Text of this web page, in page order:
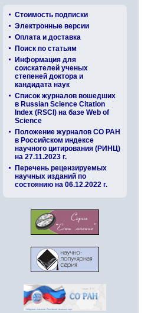
Стоимость подписки
Электронные версии
Оплата и доставка
Поиск по статьям
Информация для
соискателей ученых
степеней доктора и
кандидата наук
Список журналов вошедших
в Russian Science Citation
Index (RSCI) на базе Web of
Science
Положение журналов СО РАН
в Российском индексе
научного цитирования (РИНЦ)
на 27.11.2023 г.
Перечень рецензируемых
научных изданий по
состоянию на 06.12.2022 г.